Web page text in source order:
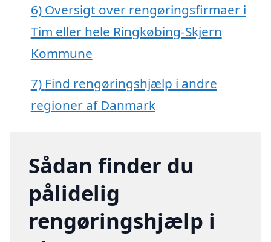
6) Oversigt over rengøringsfirmaer i
Tim eller hele Ringkøbing-Skjern
Kommune
7) Find rengøringshjælp i andre
regioner af Danmark
Sådan finder du
pålidelig
rengøringshjælp i